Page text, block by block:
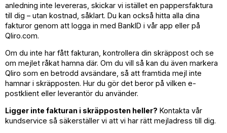
anledning inte levereras, skickar vi istället en pappersfaktura
till dig – utan kostnad, såklart. Du kan också hitta alla dina
fakturor genom att logga in med BankID i vår app eller på
Qliro.com.
Om du inte har fått fakturan, kontrollera din skräppost och se
om mejlet råkat hamna där. Om du vill så kan du även markera
Qliro som en betrodd avsändare, så att framtida mejl inte
hamnar i skräpposten. Hur du gör det beror på vilken e-
postklient eller leverantör du använder.
Ligger inte fakturan i skräpposten heller? Kontakta vår
kundservice så säkerställer vi att vi har rätt mejladress till dig.